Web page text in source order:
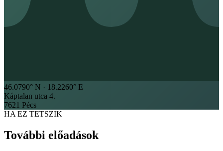
46.0790° N · 18.2260° E
Káptalan utca 4.
7621 Pécs
HA EZ TETSZIK
További előadások